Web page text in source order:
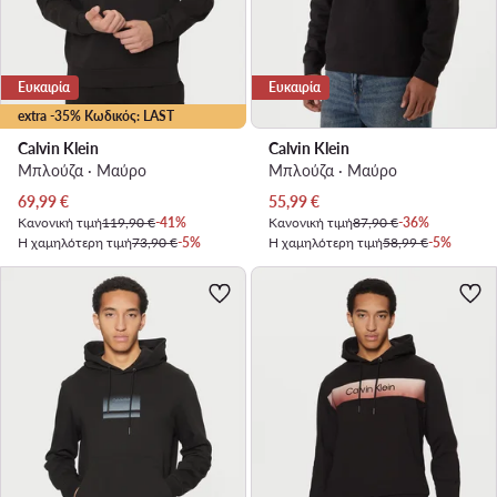
extra -35% Κωδικός: LAST
Ευκαιρία
Calvin Klein
Μπλούζα · Μαύρο
Τρέχουσα τιμή
69,99€
Κανονική τιμή119,90 €-41%
Η χαμηλότερη τιμή73,90 €-5%
Ευκαιρία
Calvin Klein
Μπλούζα · Μαύρο
Τρέχουσα τιμή
55,99€
Κανονική τιμή87,90 €-36%
Η χαμηλότερη τιμή58,99 €-5%